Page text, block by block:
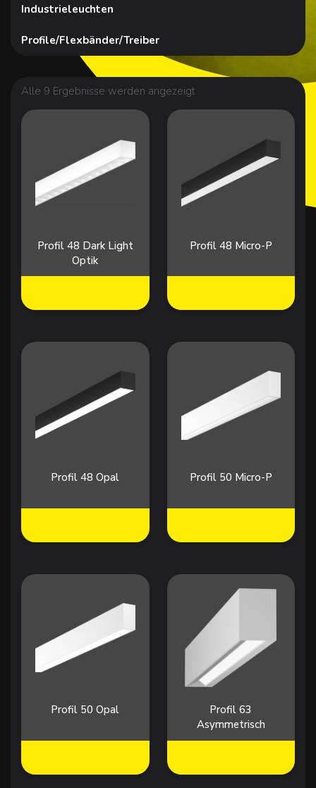
Industrieleuchten
Profile/Flexbänder/Treiber
Alle 9 Ergebnisse werden angezeigt
Profil 48 Dark Light
Optik
Profil 48 Micro-P
Profil 48 Opal Profil 50 Micro-P
Profil 50 Opal
Profil 63
Asymmetrisch